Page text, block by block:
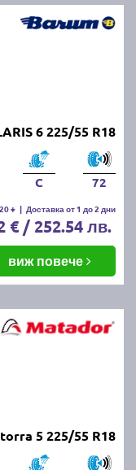
6 225/55 R18
C 72
+ | Доставка от 1 до 2 дни
€ / 252.54 лв.
виж повече
5 225/55 R18